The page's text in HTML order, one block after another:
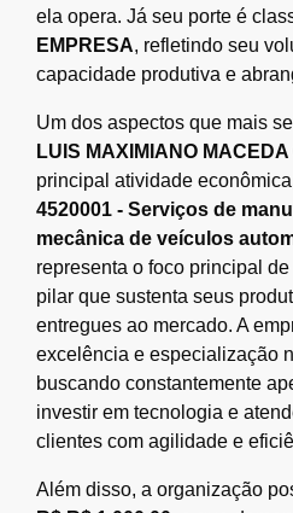
ela opera. Já seu porte é
EMPRESA, refletindo seu
capacidade produtiva e
Um dos aspectos que mais
LUIS MAXIMIANO
principal atividade
4520001 - Serviços de
mecânica de veículos
representa o foco principal
pilar que sustenta seus
entregues ao mercado. A
excelência e especialização
buscando constantemente
investir em tecnologia e
clientes com agilidade e
Além disso, a organização